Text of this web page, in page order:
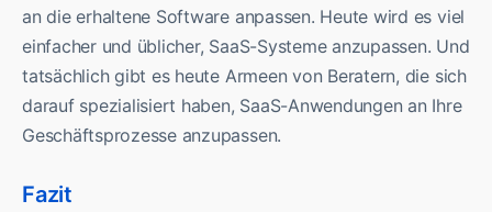
an die erhaltene Software anpassen. Heute wird es viel
einfacher und üblicher, SaaS-Systeme anzupassen. Und
tatsächlich gibt es heute Armeen von Beratern, die sich
darauf spezialisiert haben, SaaS-Anwendungen an Ihre
Geschäftsprozesse anzupassen.
Fazit